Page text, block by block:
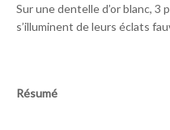
Sur une dentelle d’or blanc,
s’illuminent de leurs éclats
Résumé